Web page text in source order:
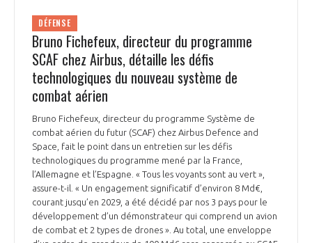
DÉFENSE
Bruno Fichefeux, directeur du programme
SCAF chez Airbus, détaille les défis
technologiques du nouveau système de
combat aérien
Bruno Fichefeux, directeur du programme Système de
combat aérien du futur (SCAF) chez Airbus Defence and
Space, fait le point dans un entretien sur les défis
technologiques du programme mené par la France,
l’Allemagne et l’Espagne. « Tous les voyants sont au vert »,
assure-t-il. « Un engagement significatif d’environ 8 Md€,
courant jusqu’en 2029, a été décidé par nos 3 pays pour le
développement d’un démonstrateur qui comprend un avion
de combat et 2 types de drones ». Au total, une enveloppe